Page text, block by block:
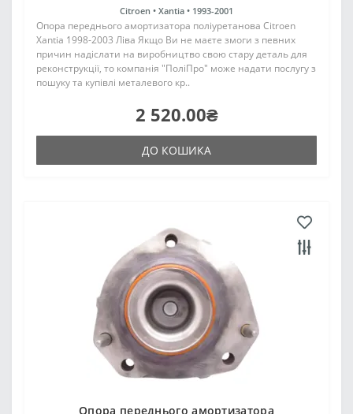
Citroen • Xantia • 1993-2001
Опора переднього амортизатора поліуретанова Citroen
Xantia 1998-2003 Ліва Якщо Ви не маєте змоги з певних
причин надіслати на виробництво свою стару деталь для
реконструкції, то компанія "ПоліПро" може надати послугу з
пошуку та купівлі металевого кр..
2 520.00₴
ДО КОШИКА
Опора переднього амортизатора